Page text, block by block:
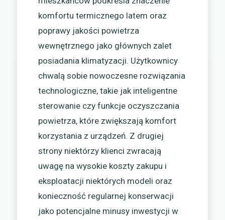
komfortu termicznego latem oraz
poprawy jakości powietrza
wewnętrznego jako głównych zalet
posiadania klimatyzacji. Użytkownicy
chwalą sobie nowoczesne rozwiązania
technologiczne, takie jak inteligentne
sterowanie czy funkcje oczyszczania
powietrza, które zwiększają komfort
korzystania z urządzeń. Z drugiej
strony niektórzy klienci zwracają
uwagę na wysokie koszty zakupu i
eksploatacji niektórych modeli oraz
konieczność regularnej konserwacji
jako potencjalne minusy inwestycji w